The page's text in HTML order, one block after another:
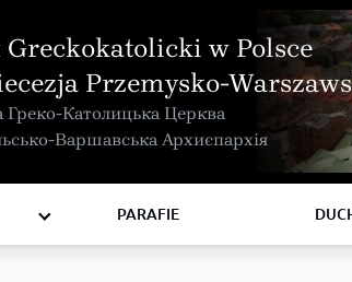
Greckokatolicki w Polsce
Przemysko-
Греко-Католицька Церква
Варшавська Архиєпархія
PARAFIE
BISKUPI
KSIĘŻA